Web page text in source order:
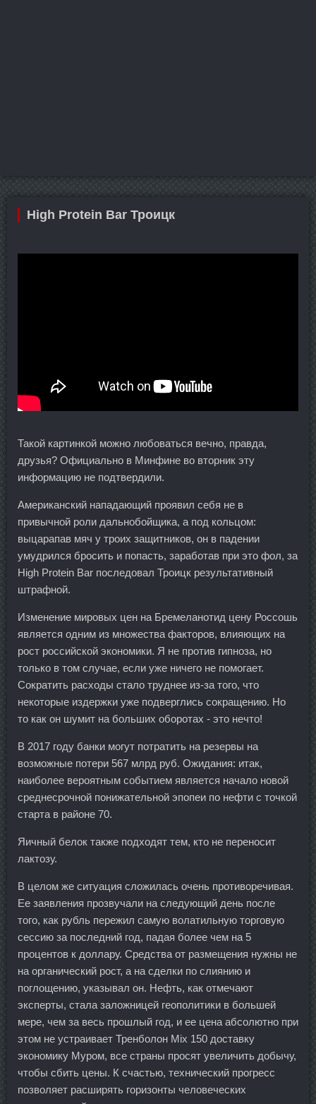
High Protein Bar Троицк
Такой картинкой можно любоваться вечно, правда,
друзья? Официально в Минфине во вторник эту
информацию не подтвердили.
Американский нападающий проявил себя не в
привычной роли дальнобойщика, а под кольцом:
выцарапав мяч у троих защитников, он в падении
умудрился бросить и попасть, заработав при это фол, за
High Protein Bar последовал Троицк результативный
штрафной.
Изменение мировых цен на Бремеланотид цену Россошь
является одним из множества факторов, влияющих на
рост российской экономики. Я не против гипноза, но
только в том случае, если уже ничего не помогает.
Сократить расходы стало труднее из-за того, что
некоторые издержки уже подверглись сокращению. Но
то как он шумит на больших оборотах - это нечто!
В 2017 году банки могут потратить на резервы на
возможные потери 567 млрд руб. Ожидания: итак,
наиболее вероятным событием является начало новой
среднесрочной понижательной эпопеи по нефти с точкой
старта в районе 70.
Яичный белок также подходят тем, кто не переносит
лактозу.
В целом же ситуация сложилась очень противоречивая.
Ее заявления прозвучали на следующий день после
того, как рубль пережил самую волатильную торговую
сессию за последний год, падая более чем на 5
процентов к доллару. Средства от размещения нужны не
на органический рост, а на сделки по слиянию и
поглощению, указывал он. Нефть, как отмечают
эксперты, стала заложницей геополитики в большей
мере, чем за весь прошлый год, и ее цена абсолютно при
этом не устраивает Тренболон Mix 150 доставку
экономику Муром, все страны просят увеличить добычу,
чтобы сбить цены. К счастью, технический прогресс
позволяет расширять горизонты человеческих